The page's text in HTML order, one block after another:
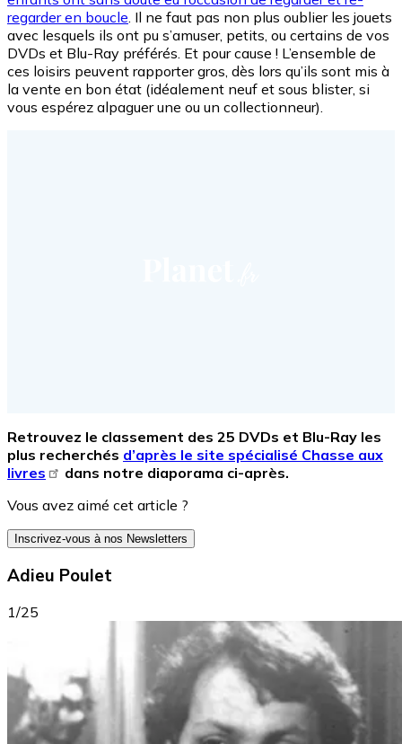
regarder en boucle . Il ne faut pas non plus oublier les jouets
avec lesquels ils ont pu s’amuser, petits, ou certains de vos
DVDs et Blu-Ray préférés. Et pour cause ! L’ensemble de
ces loisirs peuvent rapporter gros, dès lors qu’ils sont mis à
la vente en bon état (idéalement neuf et sous blister, si
vous espérez alpaguer une ou un collectionneur).
Retrouvez le classement des 25 DVDs et Blu-Ray les
plus recherchés d’après le site spécialisé Chasse aux
livres
dans notre diaporama ci-après.
Vous avez aimé cet article ?
Inscrivez-vous à nos Newsletters
Adieu Poulet
1/25